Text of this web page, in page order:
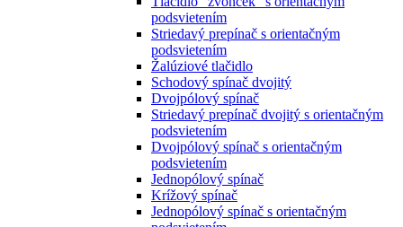
podsvietením
Striedavý prepínač s orientačným
podsvietením
Žalúziové tlačidlo
Schodový spínač dvojitý
Dvojpólový spínač
Striedavý prepínač dvojitý s orientačným
podsvietením
Dvojpólový spínač s orientačným
podsvietením
Jednopólový spínač
Krížový spínač
Jednopólový spínač s orientačným